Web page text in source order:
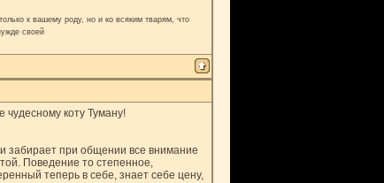
к вашему роду, но и ко всяким тварям, что
своей
коту Туману!
забирает при общении все внимание
Поведение то степенное,
теперь в себе, знает себе цену,